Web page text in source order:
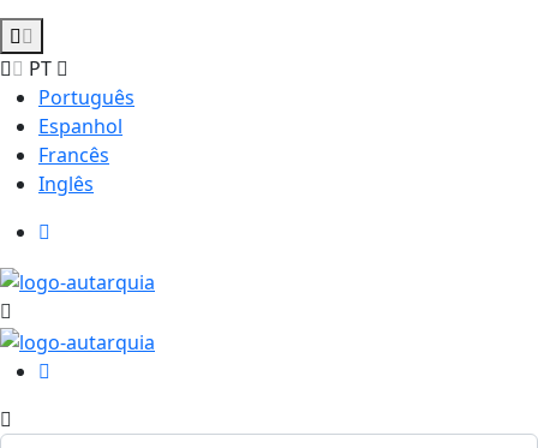
PT
Português
Espanhol
Francês
Inglês